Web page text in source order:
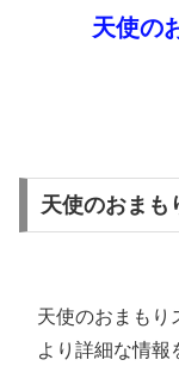
天使の
天使のおまも
天使のおまもり
より詳細な情報